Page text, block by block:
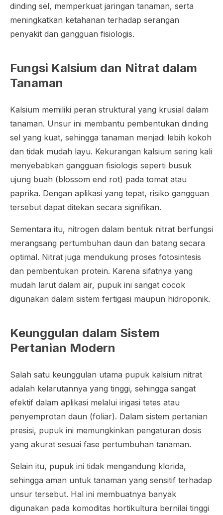
dinding sel, memperkuat jaringan tanaman, serta
meningkatkan ketahanan terhadap serangan
penyakit dan gangguan fisiologis.
Fungsi Kalsium dan Nitrat dalam
Tanaman
Kalsium memiliki peran struktural yang krusial dalam
tanaman. Unsur ini membantu pembentukan dinding
sel yang kuat, sehingga tanaman menjadi lebih kokoh
dan tidak mudah layu. Kekurangan kalsium sering kali
menyebabkan gangguan fisiologis seperti busuk
ujung buah (blossom end rot) pada tomat atau
paprika. Dengan aplikasi yang tepat, risiko gangguan
tersebut dapat ditekan secara signifikan.
Sementara itu, nitrogen dalam bentuk nitrat berfungsi
merangsang pertumbuhan daun dan batang secara
optimal. Nitrat juga mendukung proses fotosintesis
dan pembentukan protein. Karena sifatnya yang
mudah larut dalam air, pupuk ini sangat cocok
digunakan dalam sistem fertigasi maupun hidroponik.
Keunggulan dalam Sistem
Pertanian Modern
Salah satu keunggulan utama pupuk kalsium nitrat
adalah kelarutannya yang tinggi, sehingga sangat
efektif dalam aplikasi melalui irigasi tetes atau
penyemprotan daun (foliar). Dalam sistem pertanian
presisi, pupuk ini memungkinkan pengaturan dosis
yang akurat sesuai fase pertumbuhan tanaman.
Selain itu, pupuk ini tidak mengandung klorida,
sehingga aman untuk tanaman yang sensitif terhadap
unsur tersebut. Hal ini membuatnya banyak
digunakan pada komoditas hortikultura bernilai tinggi